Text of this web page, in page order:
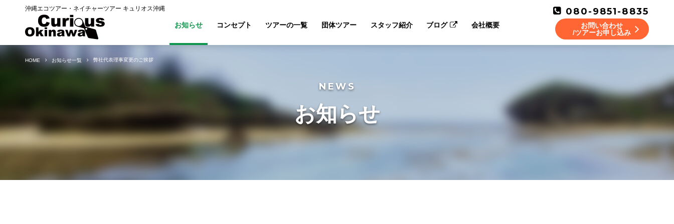
沖縄エコツアー・ネイチャーツアー キュリオス沖縄
お知らせ コンセプト ツアーの一覧 団体ツアー スタッフ紹介 ブログ 会社概要
080-9851-8835
お問い合わせ
/ツアーお申し込み
NEWS
お知らせ
HOME お知らせ一覧 弊社代表理事変更のご挨拶